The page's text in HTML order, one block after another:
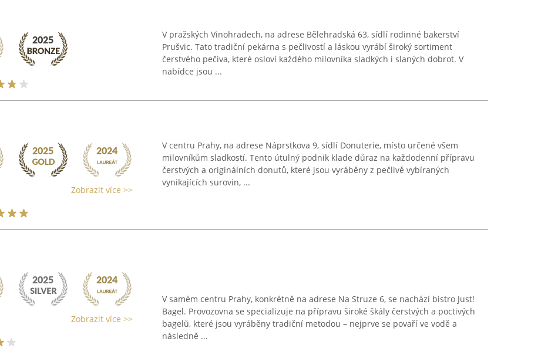
V pražských Vinohradech, na adrese Bělehradská 63, sídlí rodinné bakerství
Prušvic. Tato tradiční pekárna s pečlivostí a láskou vyrábí široký sortiment
čerstvého pečiva, které osloví každého milovníka sladkých i slaných dobrot. V
nabídce jsou ...
Zobrazit více >>
V centru Prahy, na adrese Náprstkova 9, sídlí Donuterie, místo určené všem
milovníkům sladkostí. Tento útulný podnik klade důraz na každodenní přípravu
čerstvých a originálních donutů, které jsou vyráběny z pečlivě vybíraných
vynikajících surovin, ...
Zobrazit více >>
V samém centru Prahy, konkrétně na adrese Na Struze 6, se nachází bistro Just!
Bagel. Provozovna se specializuje na přípravu široké škály čerstvých a poctivých
bagelů, které jsou vyráběny tradiční metodou – nejprve se povaří ve vodě a
následně ...